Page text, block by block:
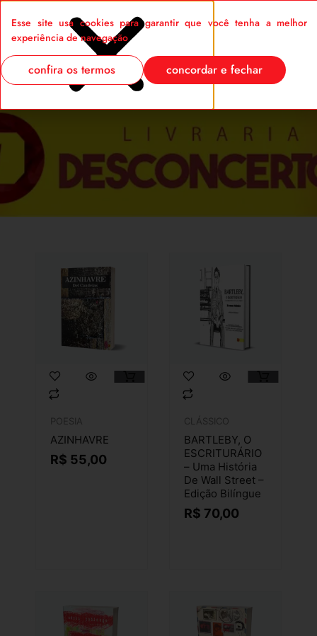
0
POESIA
AZINHAVRE
R$ 55,00
CLÁSSICO
BARTLEBY, O
ESCRITURÁRIO
– Uma História
De Wall Street –
Edição Bilíngue
R$ 70,00
Esse site usa cookies para garantir que você tenha a melhor
experiência de navegação
confira os termos concordar e fechar